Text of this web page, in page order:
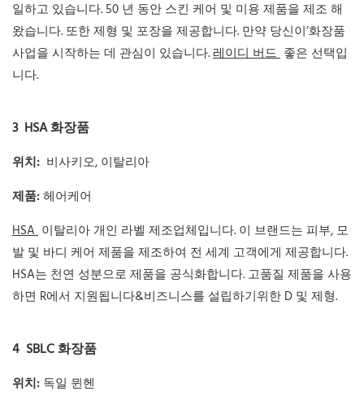
일하고 있습니다. 50 년 동안 스킨 케어 및 미용 제품을 제조 해
왔습니다. 또한 제형 및 포장을 제공합니다. 만약 당신이’화장품
사업을 시작하는 데 관심이 있습니다.레이디 버드 좋은 선택입
니다.
3 HSA 화장품
위치: 비사키오, 이탈리아
제품:헤어케어
HSA 이탈리아 개인 라벨 제조업체입니다. 이 브랜드는 피부, 모
발 및 바디 케어 제품을 제조하여 전 세계 고객에게 제공합니다.
HSA는 천연 성분으로 제품을 공식화합니다. 고품질 제품을 사용
하면 R에서 지원됩니다&비즈니스를 설립하기위한 D 및 제형.
4 SBLC 화장품
위치: 독일 뮌헨